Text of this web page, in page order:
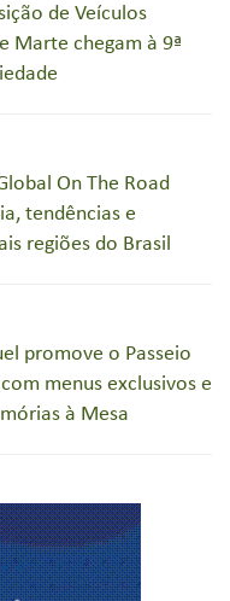
de Veículos
Marte chegam à 9ª
On The Road
tendências e
regiões do Brasil
promove o Passeio
menus exclusivos e
à Mesa